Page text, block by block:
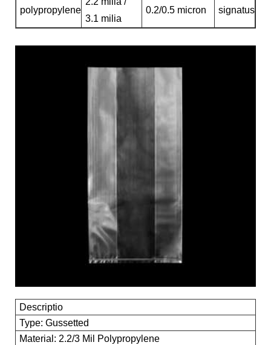
polypropylene
3.1 milia
0.2/0.5 micron signatus
Descriptio
Type: Gussetted
Material: 2.2/3 Mil Polypropylene